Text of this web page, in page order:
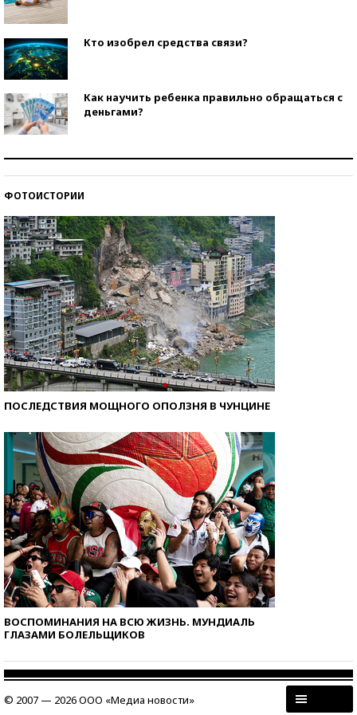
Кто изобрел средства связи?
Как научить ребенка правильно обращаться с
деньгами?
ФОТОИСТОРИИ
ПОСЛЕДСТВИЯ МОЩНОГО ОПОЛЗНЯ В ЧУНЦИНЕ
ВОСПОМИНАНИЯ НА ВСЮ ЖИЗНЬ. МУНДИАЛЬ
ГЛАЗАМИ БОЛЕЛЬЩИКОВ
© 2007 — 2026 ООО «Медиа новости»